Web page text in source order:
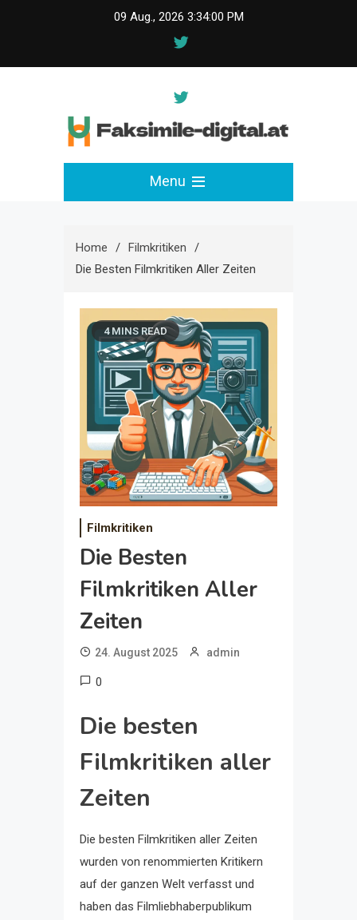
09 Aug., 2026 3:34:01 PM
faksimile-digital.at
Menu
Home
Filmkritiken
Die Besten Filmkritiken Aller Zeiten
4 MINS READ
Filmkritiken
Die Besten
Filmkritiken Aller
Zeiten
24. August 2025 admin
0
Die besten
Filmkritiken aller
Zeiten
Die besten Filmkritiken aller Zeiten
wurden von renommierten Kritikern
auf der ganzen Welt verfasst und
haben das Filmliebhaberpublikum